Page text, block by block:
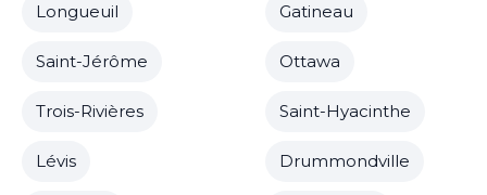
Longueuil Gatineau
Saint-Jérôme Ottawa
Trois-Rivières Saint-Hyacinthe
Lévis Drummondville